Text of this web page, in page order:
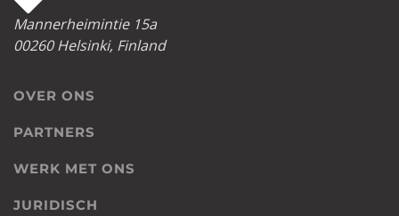
Mannerheimintie 15a
00260 Helsinki, Finland
OVER ONS
PARTNERS
WERK MET ONS
JURIDISCH